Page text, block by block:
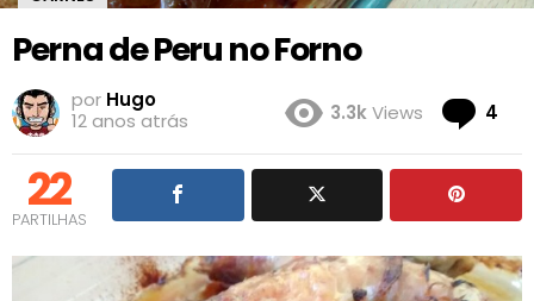
Perna de Peru no Forno
por Hugo
12 anos atrás
3.3kViews 4
22
PARTILHAS